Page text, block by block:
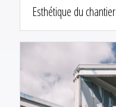
Esthétique du chantier